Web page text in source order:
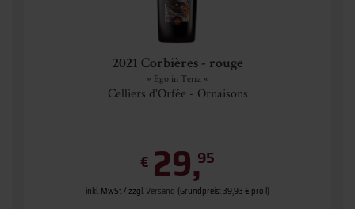
2021 Corbières - rouge
» Ego in Terra «
Celliers d'Orfée - Ornaisons
€ 29,95
inkl. MwSt. / zzgl.Versand (Grundpreis: 39,93 € pro l)